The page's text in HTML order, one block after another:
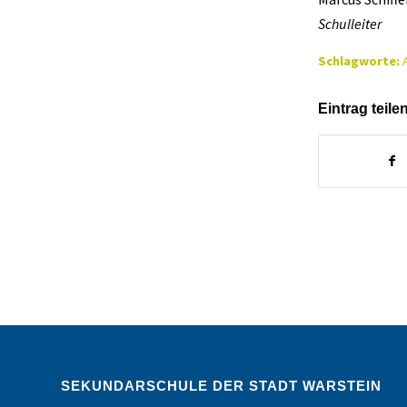
Schulleiter
Schlagworte:
Eintrag teilen
SEKUNDARSCHULE DER STADT WARSTEIN